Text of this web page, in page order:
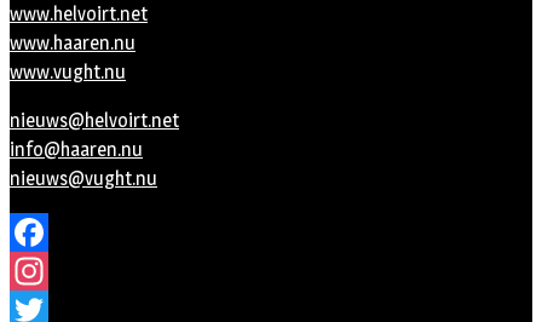
www.helvoirt.net
www.haaren.nu
www.vught.nu
nieuws@helvoirt.net
info@haaren.nu
nieuws@vught.nu
Facebook
Instagram